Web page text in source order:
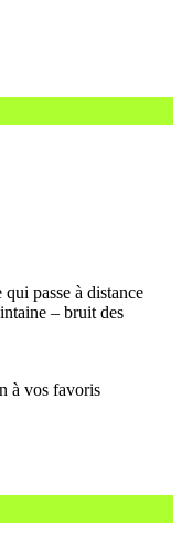
passe à distance
– bruit des